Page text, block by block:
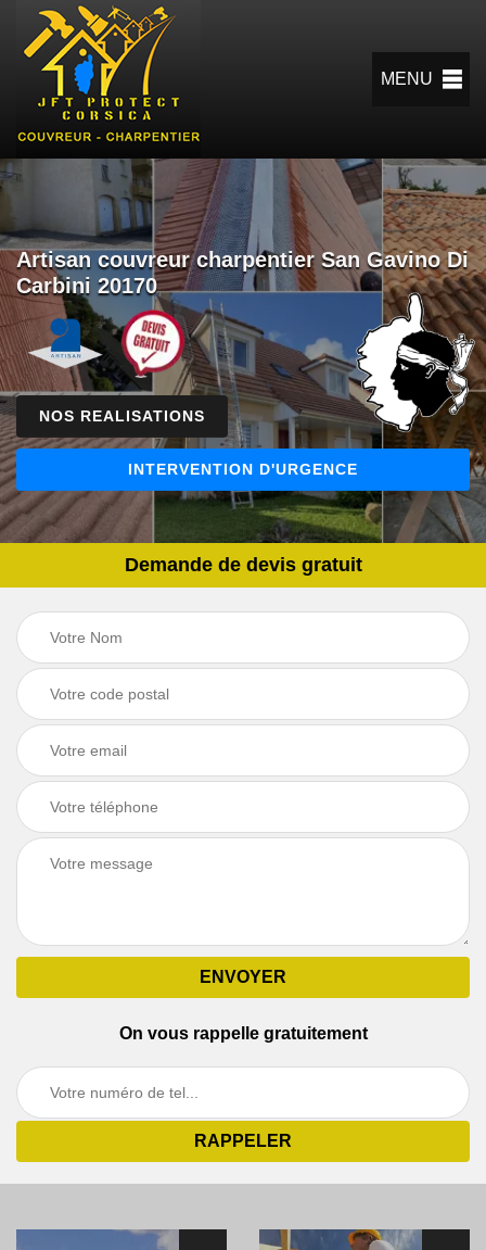
MENU
Artisan couvreur charpentier San Gavino Di
Carbini 20170
NOS REALISATIONS
INTERVENTION D'URGENCE
Demande de devis gratuit
On vous rappelle gratuitement